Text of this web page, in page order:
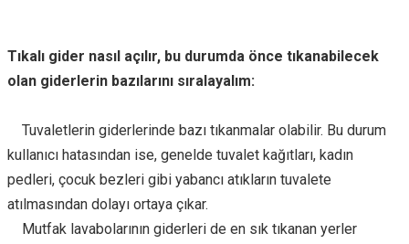
Tıkalı gider nasıl açılır, bu durumda önce tıkanabilecek
olan giderlerin bazılarını sıralayalım:
Tuvaletlerin giderlerinde bazı tıkanmalar olabilir. Bu durum
kullanıcı hatasından ise, genelde tuvalet kağıtları, kadın
pedleri, çocuk bezleri gibi yabancı atıkların tuvalete
atılmasından dolayı ortaya çıkar.
Mutfak lavabolarının giderleri de en sık tıkanan yerler